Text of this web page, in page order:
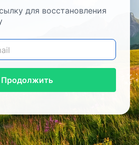
для восстановления
Продолжить